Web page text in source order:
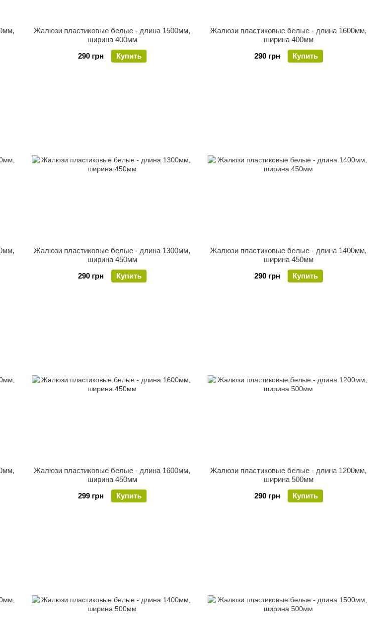
Жалюзи пластиковые белые - длина 1500мм,
ширина 400мм
290 грн
Купить
Жалюзи пластиковые белые - длина 1600мм,
ширина 400мм
290 грн
Купить
Жалюзи пластиковые белые - длина 1300мм,
ширина 450мм
290 грн
Купить
Жалюзи пластиковые белые - длина 1400мм,
ширина 450мм
290 грн
Купить
Жалюзи пластиковые белые - длина 1600мм,
ширина 450мм
299 грн
Купить
Жалюзи пластиковые белые - длина 1200мм,
ширина 500мм
290 грн
Купить